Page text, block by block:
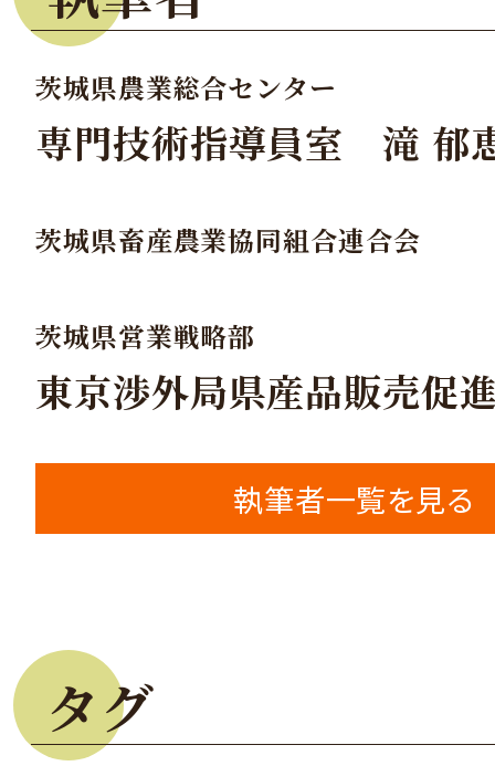
茨城県農業総合センター
専門技術指導員室 滝 郁
茨城県畜産農業協同組合連合会
茨城県営業戦略部
東京渉外局県産品販売促
執筆者一覧を見る
タグ